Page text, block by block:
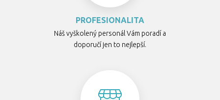
PROFESIONALITA
Náš vyškolený personál Vám poradí a
doporučí jen to nejlepší.